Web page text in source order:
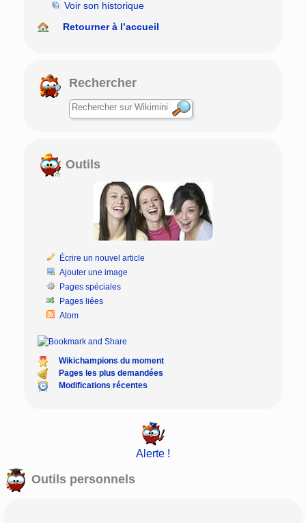
Voir son historique
Retourner à l’accueil
Rechercher
Outils
Écrire un nouvel article
Ajouter une image
Pages spéciales
Pages liées
Atom
Wikichampions du moment
Pages les plus demandées
Modifications récentes
Alerte !
Outils personnels